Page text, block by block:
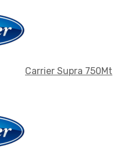
Carrier Supra 750Mt